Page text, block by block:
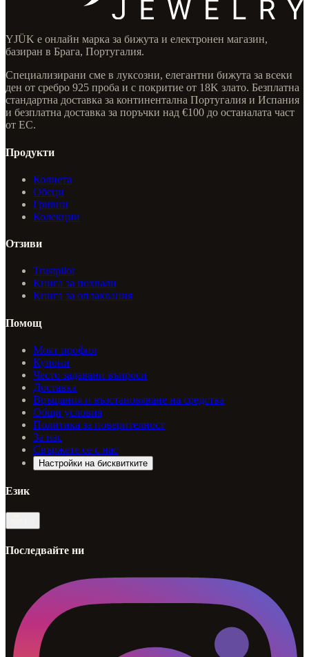
YJÜK е онлайн марка за бижута и електронен магазин,
базиран в Брага, Португалия.
Специализирани сме в луксозни, елегантни бижута за всеки
ден от сребро 925 проба и с покритие от 18K злато. Безплатна
стандартна доставка за континентална Португалия и Испания
и безплатна доставка за поръчки над €100 до останалата част
от ЕС.
Продукти
Колиета
Обеци
Гривни
Колекции
Отзиви
Trustpilot
Книга за похвали
Книга за оплаквания
Помощ
Моят профил
Купони
Често задавани въпроси
Доставка
Връщания и възстановяване на средства
Общи условия
Политика за поверителност
За нас
Свържете се с нас
Настройки на бисквитките
Език
Последвайте ни